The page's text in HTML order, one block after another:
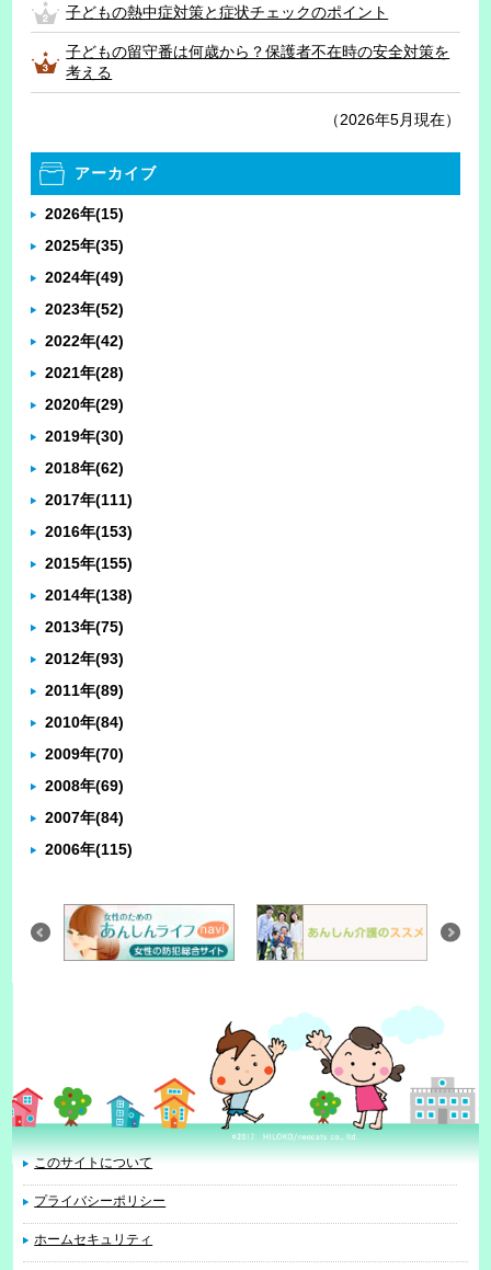
子どもの熱中症対策と症状チェックのポイント
子どもの留守番は何歳から？保護者不在時の安全対策を
考える
（2026年5月現在）
アーカイブ
2026年(15)
2025年(35)
2024年(49)
2023年(52)
2022年(42)
2021年(28)
2020年(29)
2019年(30)
2018年(62)
2017年(111)
2016年(153)
2015年(155)
2014年(138)
2013年(75)
2012年(93)
2011年(89)
2010年(84)
2009年(70)
2008年(69)
2007年(84)
2006年(115)
このサイトについて
プライバシーポリシー
ホームセキュリティ